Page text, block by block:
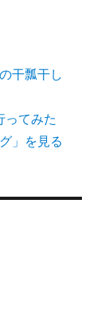
干瓢干し
てみた
」を見る